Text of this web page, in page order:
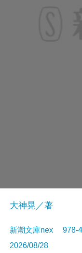
大神晃／著
新潮文庫nex
2026/08/28